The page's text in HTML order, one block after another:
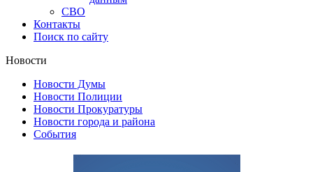
СВО
Контакты
Поиск по сайту
Новости
Новости Думы
Новости Полиции
Новости Прокуратуры
Новости города и района
События